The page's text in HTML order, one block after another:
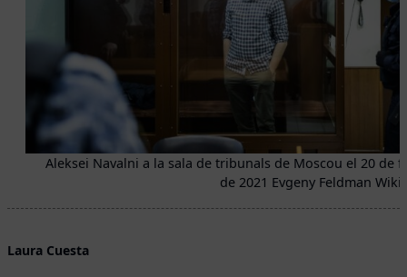
Aleksei Navalni a la sala de tribunals de Moscou el 20 de
de 2021 Evgeny Feldman
Laura Cuesta